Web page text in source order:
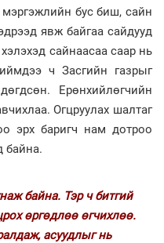
мэргэжлийн бус биш, сайн
явж байгаа сайдууд
сайнаасаа саар нь
ч Засгийн газрыг
Ерөнхийлөгчийн
Огцруулах шалтаг
эрх баригч нам дотроо
байна.
байна. Тэр ч битгий
өргөдлөө өгчихлөө.
асуудлыг нь